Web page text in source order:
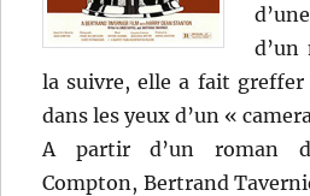
d’un
la suivre, elle a fait greffer
dans les yeux d’un «
A partir d’un roman
Compton, Bertrand